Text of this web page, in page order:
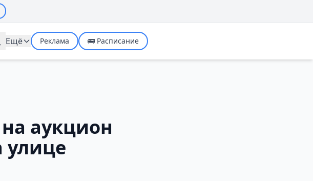
Ещё Реклама 🚌 Расписание
аукцион